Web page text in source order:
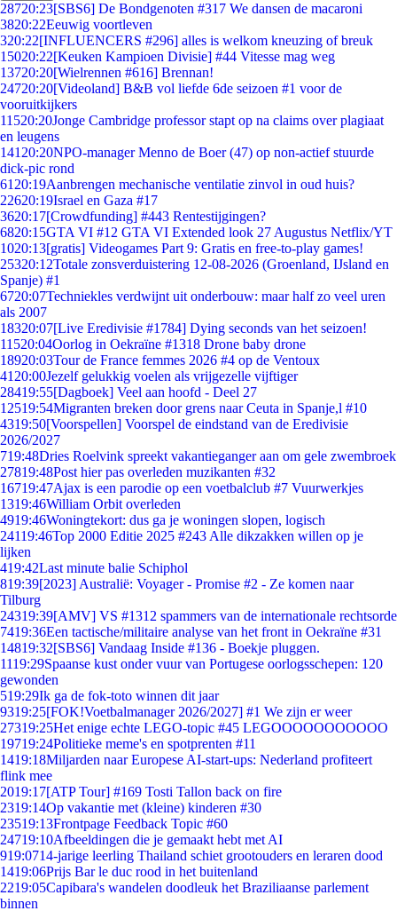
28720:23[SBS6] De Bondgenoten #317 We dansen de macaroni
3820:22Eeuwig voortleven
320:22[INFLUENCERS #296] alles is welkom kneuzing of breuk
15020:22[Keuken Kampioen Divisie] #44 Vitesse mag weg
13720:20[Wielrennen #616] Brennan!
24720:20[Videoland] B&B vol liefde 6de seizoen #1 voor de
vooruitkijkers
11520:20Jonge Cambridge professor stapt op na claims over plagiaat
en leugens
141 20:20NPO-manager Menno de Boer (47) op non-actief stuurde
dick-pic rond
61 20:19Aanbrengen mechanische ventilatie zinvol in oud huis?
22620:19Israel en Gaza #17
3620:17[Crowdfunding] #443 Rentestijgingen?
6820:15GTA VI #12 GTA VI Extended look 27 Augustus Netflix/YT
1020:13[gratis] Videogames Part 9: Gratis en free-to-play games!
25320:12Totale zonsverduistering 12-08-2026 (Groenland, IJsland en
Spanje) #1
6720:07Techniekles verdwijnt uit onderbouw: maar half zo veel uren
als 2007
18320:07[Live Eredivisie #1784] Dying seconds van het seizoen!
11520:04Oorlog in Oekraïne #1318 Drone baby drone
18920:03Tour de France femmes 2026 #4 op de Ventoux
41 20:00Jezelf gelukkig voelen als vrijgezelle vijftiger
28419:55[Dagboek] Veel aan hoofd - Deel 27
12519:54Migranten breken door grens naar Ceuta in Spanje,l #10
4319:50[Voorspellen] Voorspel de eindstand van de Eredivisie
2026/2027
719:48Dries Roelvink spreekt vakantieganger aan om gele zwembroek
27819:48Post hier pas overleden muzikanten #32
16719:47Ajax is een parodie op een voetbalclub #7 Vuurwerkjes
1319:46William Orbit overleden
4919:46Woningtekort: dus ga je woningen slopen, logisch
24119:46Top 2000 Editie 2025 #243 Alle dikzakken willen op je
lijken
419:42Last minute balie Schiphol
819:39[2023] Australië: Voyager - Promise #2 - Ze komen naar
Tilburg
24319:39[AMV] VS #1312 spammers van de internationale rechtsorde
7419:36Een tactische/militaire analyse van het front in Oekraïne #31
14819:32[SBS6] Vandaag Inside #136 - Boekje pluggen.
1119:29Spaanse kust onder vuur van Portugese oorlogsschepen: 120
gewonden
519:29Ik ga de fok-toto winnen dit jaar
9319:25[FOK!Voetbalmanager 2026/2027] #1 We zijn er weer
27319:25Het enige echte LEGO-topic #45 LEGOOOOOOOOOOO
19719:24Politieke meme's en spotprenten #11
1419:18Miljarden naar Europese AI-start-ups: Nederland profiteert
flink mee
2019:17[ATP Tour] #169 Tosti Tallon back on fire
2319:14Op vakantie met (kleine) kinderen #30
23519:13Frontpage Feedback Topic #60
24719:10Afbeeldingen die je gemaakt hebt met AI
919:0714-jarige leerling Thailand schiet grootouders en leraren dood
1419:06Prijs Bar le duc rood in het buitenland
2219:05Capibara's wandelen doodleuk het Braziliaanse parlement
binnen